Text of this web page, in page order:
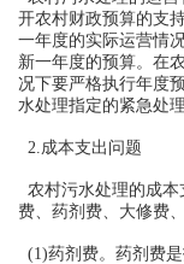
开农村财政预算的支
一年度的实际运营情
新一年度的预算。在
况下要严格执行年度
水处理指定的紧急处理
2.成本支出问题
农村污水处理的成
费、药剂费、大修费
(1)药剂费。药剂费